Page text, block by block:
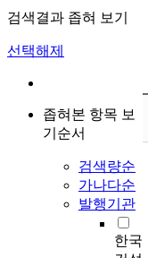
검색결과 좁혀 보기
선택해제
좁혀본 항목 보
기순서
검색량순
가나다순
발행기관
한국